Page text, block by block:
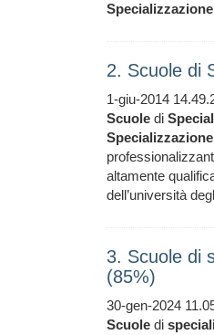
Specializzazione
2. Scuole di
1-giu-2014
Scuole di
Specializzazione
altamente
dell’università
3. Scuole di
(85%)
30-gen-2024
Scuole di